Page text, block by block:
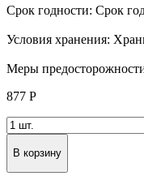
Срок годности: Срок
Условия хранения:
Меры
877 Р
В корзину